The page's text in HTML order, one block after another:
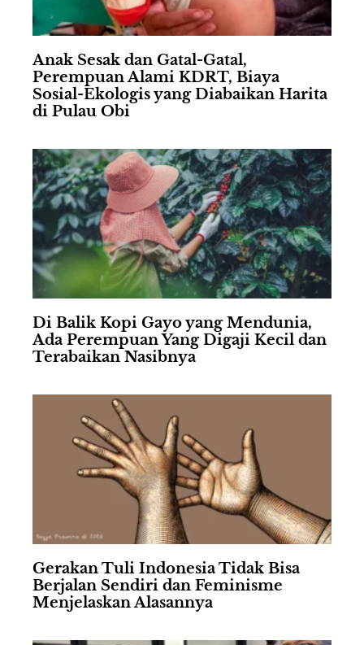
Anak Sesak dan Gatal-Gatal,
Perempuan Alami KDRT, Biaya
Sosial-Ekologis yang Diabaikan Harita
di Pulau Obi
Di Balik Kopi Gayo yang Mendunia,
Ada Perempuan Yang Digaji Kecil dan
Terabaikan Nasibnya
Gerakan Tuli Indonesia Tidak Bisa
Berjalan Sendiri dan Feminisme
Menjelaskan Alasannya